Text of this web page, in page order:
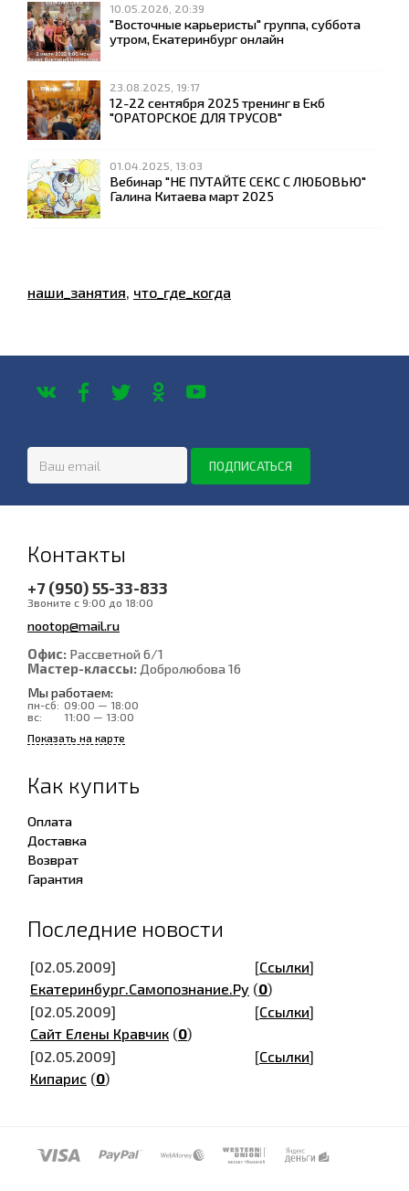
10.05.2026, 20:39
"Восточные карьеристы" группа, суббота
утром, Екатеринбург онлайн
23.08.2025, 19:17
12-22 сентября 2025 тренинг в Екб
"ОРАТОРСКОЕ ДЛЯ ТРУСОВ"
01.04.2025, 13:03
Вебинар "НЕ ПУТАЙТЕ СЕКС С ЛЮБОВЬЮ"
Галина Китаева март 2025
наши_занятия, что_где_когда
Контакты
+7 (950) 55-33-833
Звоните с 9:00 до 18:00
nootop@mail.ru
Офис: Рассветной 6/1
Мастер-классы: Добролюбова 16
Мы работаем:
пн-сб: 09:00 — 18:00
вс:
11:00 — 13:00
Показать на карте
Как купить
Оплата
Доставка
Возврат
Гарантия
Последние новости
[02.05.2009] [Ссылки]
Екатеринбург.Самопознание.Ру (0)
[02.05.2009]
[Ссылки]
Сайт Елены Кравчик (0)
[02.05.2009]
[Ссылки]
Кипарис (0)